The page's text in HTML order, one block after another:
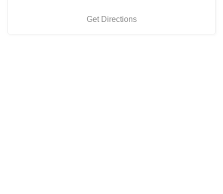
Get Directions